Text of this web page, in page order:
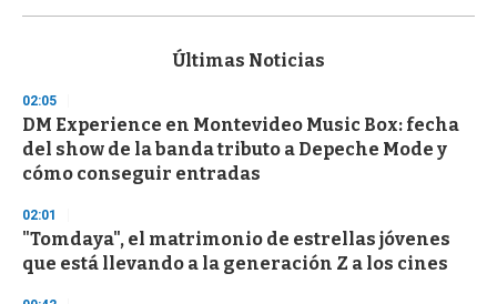
s
d
s
o
f
3
s
e
o
Últimas Noticias
02:05
DM Experience en Montevideo Music Box: fecha
del show de la banda tributo a Depeche Mode y
cómo conseguir entradas
02:01
"Tomdaya", el matrimonio de estrellas jóvenes
que está llevando a la generación Z a los cines